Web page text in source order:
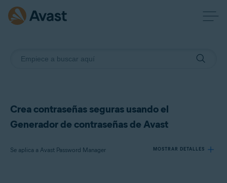
Crea contraseñas seguras usando el
Generador de contraseñas de Avast
Se aplica a Avast Password Manager MOSTRAR DETALLES